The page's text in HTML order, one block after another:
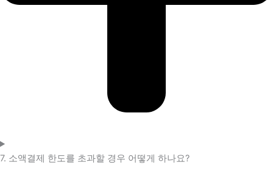
7. 소액결제 한도를 초과할 경우 어떻게 하나요?